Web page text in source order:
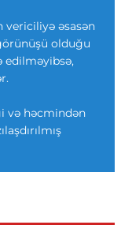
vericiliyə əsasən
olduğu
edilməyibsə,
və həcmindən